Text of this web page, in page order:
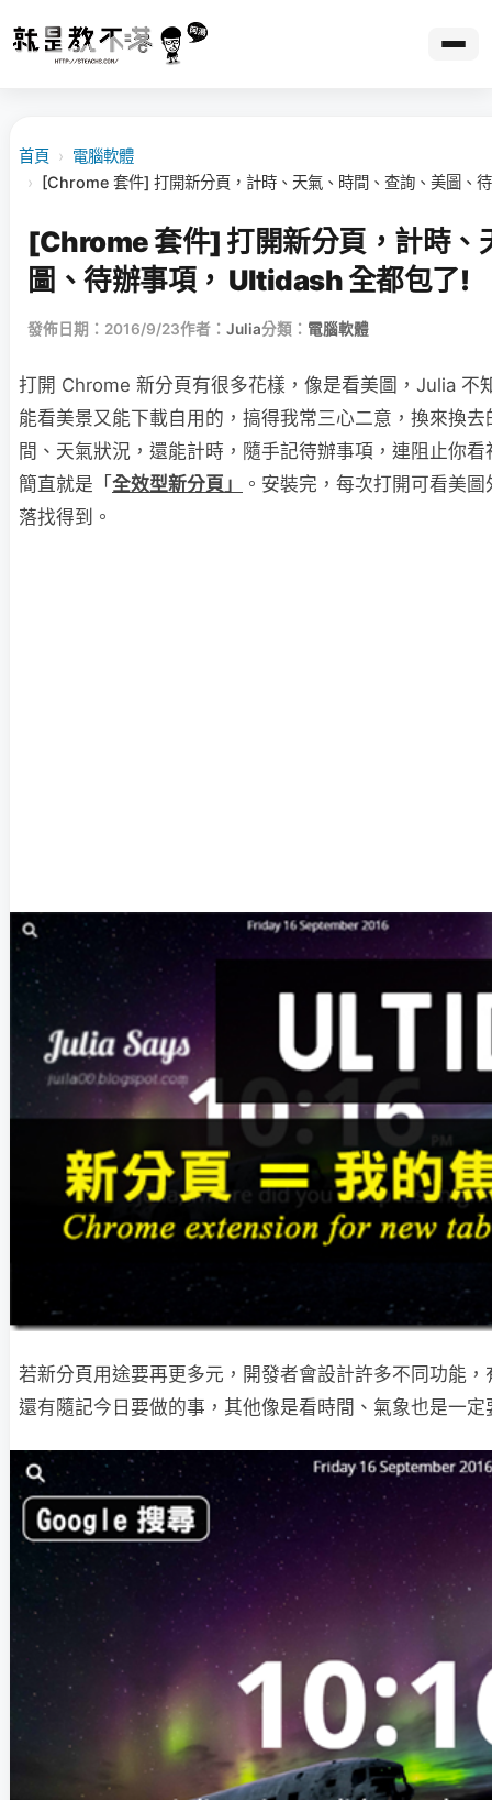
首頁 › 電腦軟體
›
[Chrome 套件] 打開新分頁，計時、天氣、時間、查詢、美圖、
[Chrome 套件] 打開新分頁，計時、
圖、待辦事項， Ultidash 全都包了!
發佈日期：2016/9/23作者： Julia分類： 電腦軟體
打開 Chrome 新分頁有很多花樣，像是看美圖，Julia 不
能看美景又能下載自用的，搞得我常三心二意，換來換
間、天氣狀況，還能計時，隨手記待辦事項，連阻止你
簡直就是「 全效型新分頁」
。安裝完，每次打開可看美
落找得到。
若新分頁用途要再更多元，開發者會設計許多不同功能
還有隨記今日要做的事，其他像是看時間、氣象也是一定